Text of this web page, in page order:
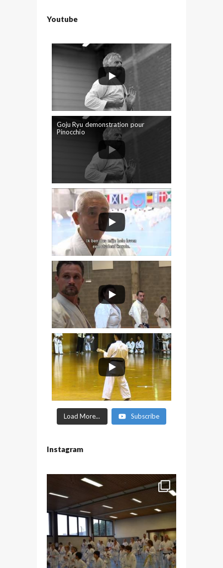
Youtube
Goju Ryu demonstration pour
Pinocchio
Load More... Subscribe
Instagram